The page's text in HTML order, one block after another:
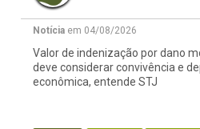
Notícia em 04/08/2026
Valor de indenização por dano
deve considerar convivência e
econômica, entende STJ